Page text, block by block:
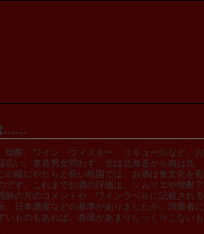
……
焼酎、ワイン、ウィスキー、リキュールなど、お
広い。老若男女問わず、北は北海道から南は九
の縦にやたらと長い島国では、お酒は食文化を彩
です。これまでお酒の評価は、ソムリエや焼酎ア
師の方のコメントや、ワインラベルに記載される
、日本酒度などの基準がありましたが、消費者に
いものもあれば、表現があまりしっくりこないも